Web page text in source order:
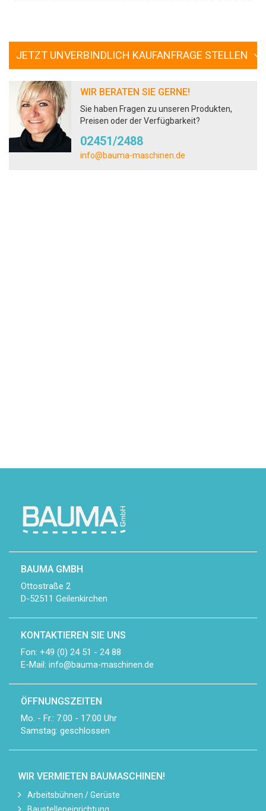
JETZT UNVERBINDLICH KAUFANFRAGE STELLEN
WIR BERATEN SIE GERNE!
Sie haben Fragen zu unseren Produkten,
Preisen oder der Verfügbarkeit?
02451/2488
info@bauma-maschinen.de
BAUMA GMBH
Ottostraße 2
D-52511 Geilenkirchen
KONTAKTIEREN SIE UNS
Fon: +49 (0) 24 51 - 24 88
E-Mail: info@bauma-maschinen.de
ÖFFNUNGSZEITEN
Mo. - Fr.: 7:00 - 17:00 Uhr
Samstag: geschlossen
WIR VERMIETEN BAUMASCHINEN!
Arbeitsbühnen / Gerüste